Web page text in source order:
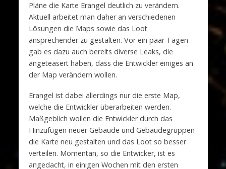
Pläne die Karte Erangel deutlich zu verändern.
Aktuell arbeitet man daher an verschiedenen
Lösungen die Maps sowie das Loot
ansprechender zu gestalten. Vor ein paar Tagen
gab es dazu auch bereits diverse Leaks, die
angeteasert haben, dass die Entwickler einiges an
der Map verändern wollen.
Erangel ist dabei allerdings nur die erste Map,
welche die Entwickler überarbeiten werden.
Maßgeblich wollen die Entwickler durch das
Hinzufügen neuer Gebäude und Gebäudegruppen
die Karte neu gestalten und das Loot so besser
verteilen. Momentan, so die Entwicker, ist es
angedacht, in einigen Wochen mit den ersten